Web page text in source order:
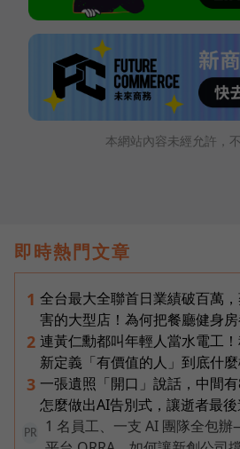
本網站內容未經允許，不
即時熱門文章
1 全台最大全聯首日業績破百萬
害的大型店！為何把餐廳健身
2 連黃仁勳都叫年輕人當水電工
新定義「有價值的人」到底什麼
3 一張遺照「開口」說話，中間
怎麼做出AI告別式，讓逝者最後
PR
1 名員工、一支 AI 團隊全包